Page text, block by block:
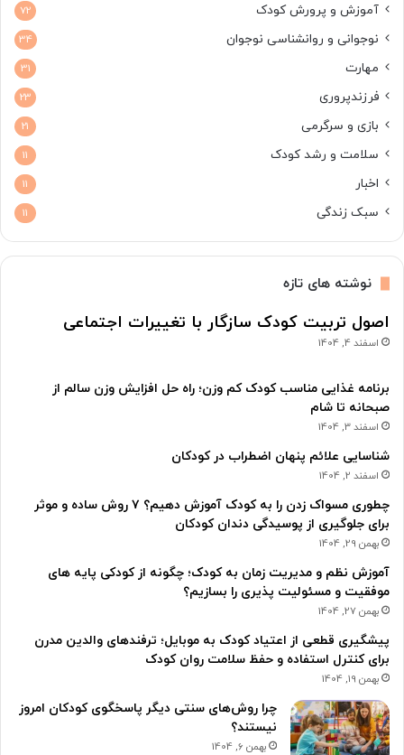
آموزش و پرورش کودک 72
نوجوانی و روانشناسی نوجوان 34
مهارت 31
فرزندپروری 23
بازی و سرگرمی 21
سلامت و رشد کودک 11
اخبار 11
سبک زندگی 11
نوشته های تازه
اصول تربیت کودک سازگار با تغییرات اجتماعی
اسفند 4, 1404
برنامه غذایی مناسب کودک کم وزن؛ راه حل افزایش وزن سالم از
صبحانه تا شام
اسفند 3, 1404
شناسایی علائم پنهان اضطراب در کودکان
اسفند 2, 1404
چطوری مسواک زدن را به کودک آموزش دهیم؟ ۷ روش ساده و موثر
برای جلوگیری از پوسیدگی دندان کودکان
بهمن 29, 1404
آموزش نظم و مدیریت زمان به کودک؛ چگونه از کودکی پایه های
موفقیت و مسئولیت پذیری را بسازیم؟
بهمن 27, 1404
پیشگیری قطعی از اعتیاد کودک به موبایل؛ ترفندهای والدین مدرن
برای کنترل استفاده و حفظ سلامت روان کودک
بهمن 19, 1404
چرا روش‌های سنتی دیگر پاسخگوی کودکان امروز
نیستند؟
بهمن 6, 1404